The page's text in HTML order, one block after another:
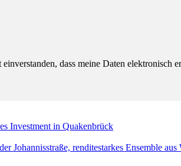
einverstanden, dass meine Daten
Investment in Quakenbrück
Johannisstraße, renditestarkes Ensemble